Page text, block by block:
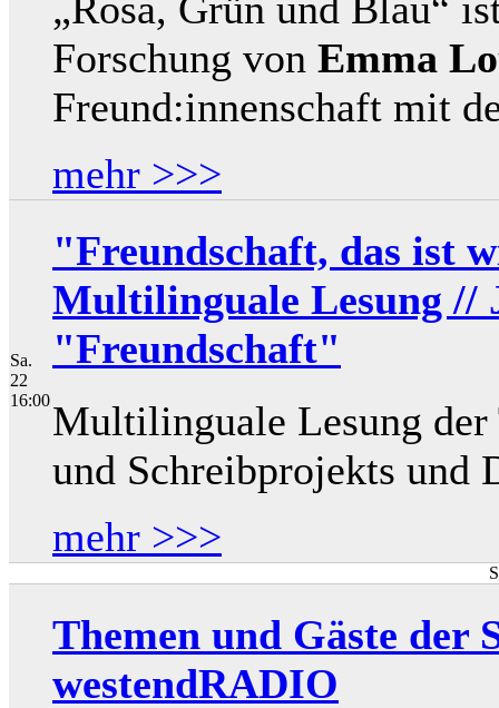
Forschung von Emma
Freund:innenschaft mit
mehr >>>
Sa.
22
16:00
"Freundschaft, das ist
Multilinguale Lesung //
"Freundschaft"
Multilinguale Lesung der
und Schreibprojekts und
mehr >>>
Themen und Gäste der
westendRADIO